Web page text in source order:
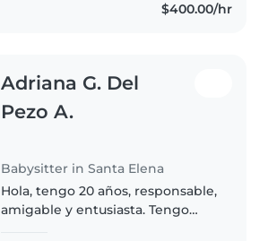
$400.00/hr
Adriana G. Del
Pezo A.
Babysitter in Santa Elena
Hola, tengo 20 años, responsable,
amigable y entusiasta. Tengo